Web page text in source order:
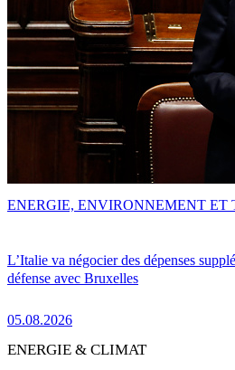
L’Italie va négocier des dépenses
défense avec Bruxelles
05.08.2026
ENERGIE, ENVIRONNEMENT ET
ENERGIE & CLIMAT